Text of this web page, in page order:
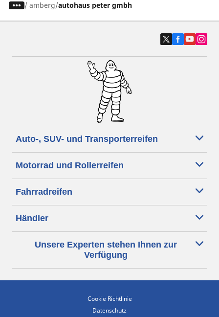
/ amberg autohaus peter gmbh
Auto-, SUV- und Transporterreifen
Motorrad und Rollerreifen
Fahrradreifen
Händler
Unsere Experten stehen Ihnen zur
Verfügung
Cookie Richtlinie
Datenschutz